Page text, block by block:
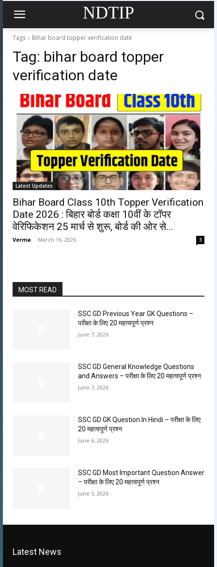
NDTIP
Tags Bihar board topper verification date
Tag: bihar board topper
verification date
Latest Updates
Bihar Board Class 10th Topper Verification
Date 2026 : बिहार बोर्ड कक्षा 10वीं के टॉपर
वेरिफिकेशन 25 मार्च से शुरू, बोर्ड की ओर से...
Verma - March 16, 2026 3
MOST READ
SSC GD Previous Year GK Questions –
परीक्षा के लिए 20 महत्वपूर्ण प्रश्न
June 7, 2026
SSC GD General Knowledge Questions
and Answers – परीक्षा के लिए 20 महत्वपूर्ण प्रश्न
June 7, 2026
SSC GD GK Question In Hindi​ – परीक्षा के लिए
20 महत्वपूर्ण प्रश्न
June 6, 2026
SSC GD Most Important Question Answer
– परीक्षा के लिए 20 महत्वपूर्ण प्रश्न
June 5, 2026
Latest News